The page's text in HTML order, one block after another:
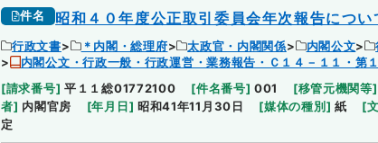
件名 昭和４０年度公正取引委員会年次報告につい
行政文書 ＊内閣・総理府 太政官・内閣関係 内閣公文
内閣公文・行政一般・行政運営・業務報告・Ｃ１４－１１・第
[請求番号] 平１１総01772100 [件名番号] 001 [移管元機関等]
者] 内閣官房 [年月日] 昭和41年11月30日 [媒体の種別 ] 紙 [
定